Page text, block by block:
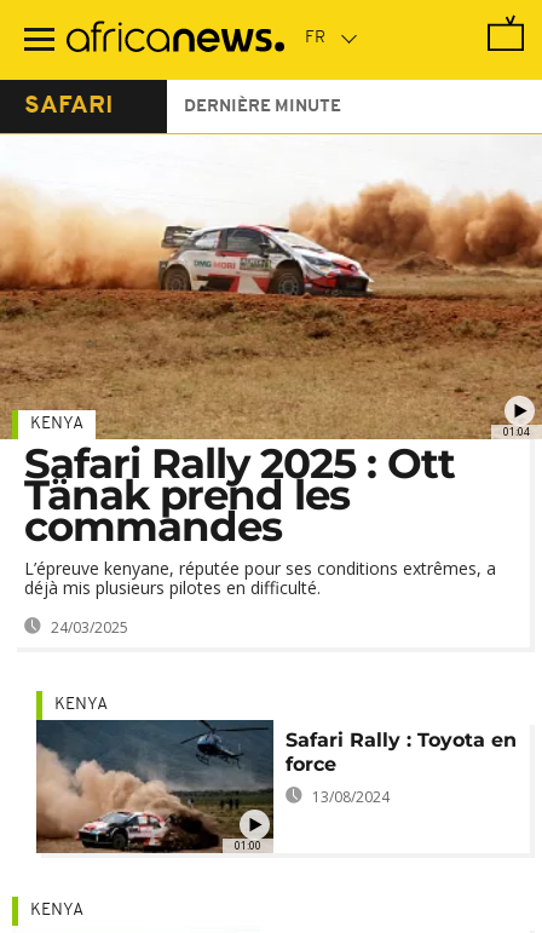
contenu
SAFARI DERNIÈRE MINUTE
01:04
KENYA
Safari Rally 2025 : Ott
Tänak prend les
commandes
L’épreuve kenyane, réputée pour ses conditions extrêmes, a
déjà mis plusieurs pilotes en difficulté.
24/03/2025
01:00
KENYA
Safari Rally : Toyota en
force
13/08/2024
KENYA